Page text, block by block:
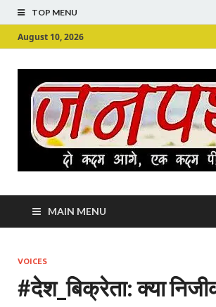
TOP MENU
August 10, 2026
MAIN MENU
VOICES
#देश_बिक्रेता: क्‍या